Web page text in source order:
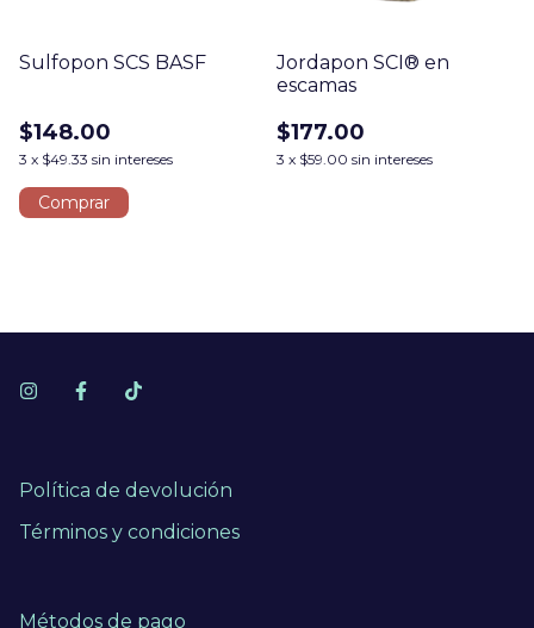
Sulfopon SCS BASF
$148.00
3 x $49.33 sin intereses
Comprar
Jordapon SCI® en
escamas
$177.00
3 x $59.00 sin intereses
Política de devolución
Términos y condiciones
Métodos de pago